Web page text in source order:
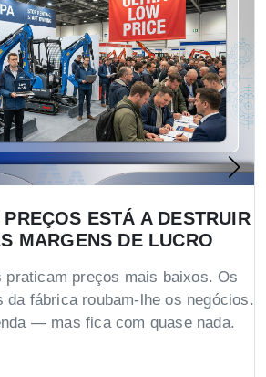
ESTÁ A DESTRUIR
MARGENS DE LUCRO
praticam preços mais baixos. Os
da fábrica roubam-lhe os negócios.
— mas fica com quase nada.